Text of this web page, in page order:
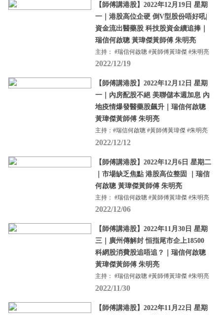
【師傅講港股】2022年12月19日 星期
一｜港股高位企硬 倒V型股份唔好吼|
資金流出醫藥股 科技股資金續追捧｜
瑞信何啟聰 黃瑋傑黃師傅 朱明亮
主持： #瑞信何啟聰 #黃師傅黃瑋傑 #朱明亮
2022/12/19
【師傅講港股】2022年12月12日 星期
一｜內房配股不絕 美聯儲本週加息 內
地疫情爆發醫藥股飆升｜瑞信何啟聰
黃瑋傑黃師傅 朱明亮
主持：#瑞信何啟聰 #黃師傅黃瑋傑 #朱明亮
2022/12/12
【師傅講港股】2022年12月6日 星期二
｜市場缺乏焦點 港股高位整固 ｜瑞信
何啟聰 黃瑋傑黃師傅 朱明亮
主持： #瑞信何啟聰 #黃師傅黃瑋傑 #朱明亮
2022/12/06
【師傅講港股】2022年11月30日 星期
三｜廣州傳解封 恒指尾市企上18500
科網股消費股追唔追？｜瑞信何啟聰
黃瑋傑黃師傅 朱明亮
主持： #瑞信何啟聰 #黃師傅黃瑋傑 #朱明亮
2022/11/30
【師傅講港股】2022年11月22日 星期